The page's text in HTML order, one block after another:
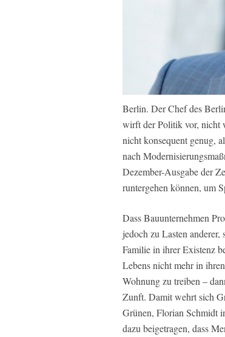
Berlin. Der Chef des
wirft der Politik vor, nicht
nicht konsequent genug,
nach
Dezember-Ausgabe der
runtergehen können, um
Dass Bauunternehmen
jedoch zu Lasten anderer,
Familie in ihrer Existenz
Lebens nicht mehr in
Wohnung zu treiben –
Zunft. Damit wehrt sich
Grünen, Florian Schmidt
dazu beigetragen, dass